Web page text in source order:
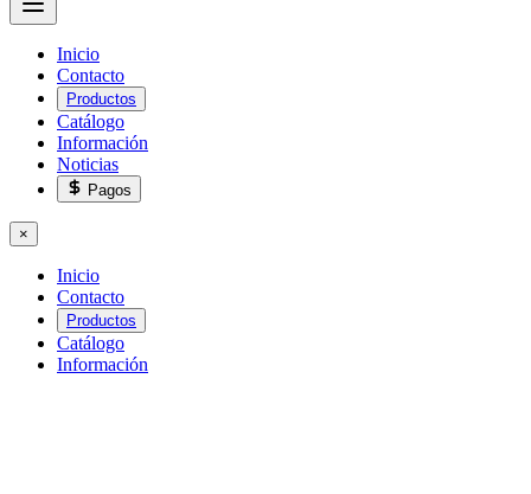
Inicio
Contacto
Productos
Catálogo
Información
Noticias
Pagos
×
Inicio
Contacto
Productos
Catálogo
Información